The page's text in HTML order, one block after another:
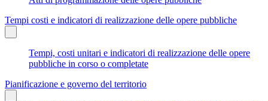
Tempi costi e indicatori di realizzazione delle opere pubbliche
Tempi, costi unitari e indicatori di realizzazione delle opere
pubbliche in corso o completate
Pianificazione e governo del territorio